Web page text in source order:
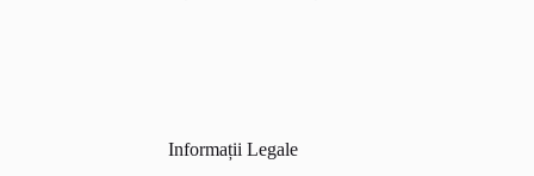
Informații Legale